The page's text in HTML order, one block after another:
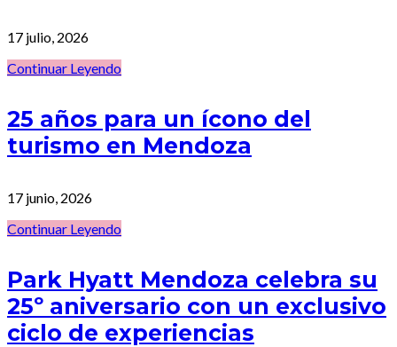
17 julio, 2026
Continuar Leyendo
25 años para un ícono del
turismo en Mendoza
17 junio, 2026
Continuar Leyendo
Park Hyatt Mendoza celebra su
25º aniversario con un exclusivo
ciclo de experiencias